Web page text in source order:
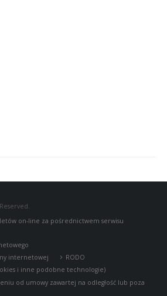
on-line za pośrednictwem serwisu
internetowej
RODO
i inne podobne technologie)
od umowy zawartej na odległość lub poza